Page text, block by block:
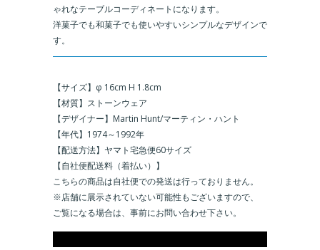
ゃれなテーブルコーディネートになります。
洋菓子でも和菓子でも使いやすいシンプルなデザインで
す。
【サイズ】φ 16cm H 1.8cm
【材質】ストーンウェア
【デザイナー】Martin Hunt/マーティン・ハント
【年代】1974～1992年
【配送方法】ヤマト宅急便60サイズ
【自社便配送料（着払い）】
こちらの商品は自社便での発送は行っておりません。
※店舗に展示されていない可能性もございますので、
ご覧になる場合は、事前にお問い合わせ下さい。